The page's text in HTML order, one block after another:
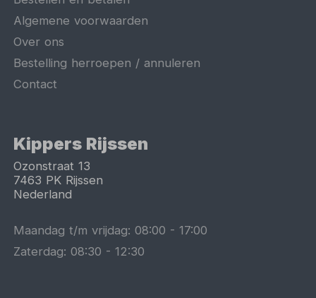
Algemene voorwaarden
Over ons
Bestelling herroepen / annuleren
Contact
Kippers Rijssen
Ozonstraat 13
7463 PK Rijssen
Nederland
Maandag t/m vrijdag:08:00 -17:00
Zaterdag:08:30 -12:30